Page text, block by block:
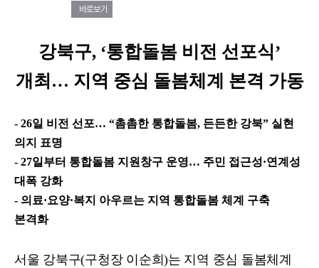
바로보기
강북구, ‘통합돌봄 비전 선포식’
개최 … 지역 중심 돌봄체계 본격 가동
- 26일 비전 선포… “촘촘한 통합돌봄, 든든한 강북” 실현
의지 표명
- 27일부터 통합돌봄 지원창구 운영… 주민 접근성·연계성
대폭 강화
- 의료·요양·복지 아우르는 지역 통합돌봄 체계 구축
본격화
서울 강북구(구청장 이순희)는 지역 중심 돌봄체계